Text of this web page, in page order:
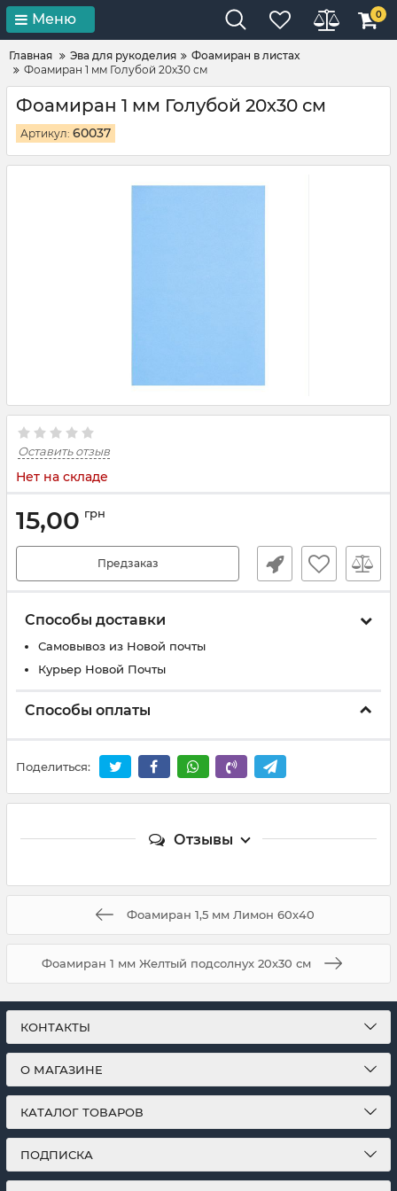
Меню 0
Главная Эва для рукоделия
Фоамиран в листах
Фоамиран 1 мм Голубой 20х30 см
Фоамиран 1 мм Голубой 20х30 см
Артикул: 60037
Оставить отзыв
Нет на складе
15,00 грн
Предзаказ
Способы доставки
Самовывоз из Новой почты
Курьер Новой Почты
Способы оплаты
Поделиться:
Отзывы
Фоамиран 1,5 мм Лимон 60х40
Фоамиран 1 мм Желтый подсолнух 20х30 см
КОНТАКТЫ
О МАГАЗИНЕ
КАТАЛОГ ТОВАРОВ
ПОДПИСКА